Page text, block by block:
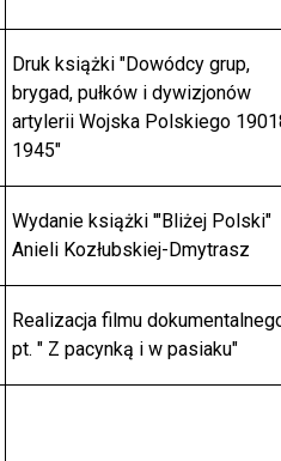
Druk książki "Dowódcy grup,
brygad, pułków i dywizjonów
artylerii Wojska Polskiego
1945"
Wydanie książki '"Bliżej Polski"
Anieli Kozłubskiej-Dmytrasz
Realizacja filmu
pt. " Z pacynką i w pasiaku"